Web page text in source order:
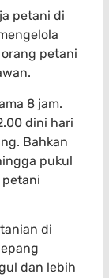
petani di
petani
8 jam.
dini hari
Bahkan
pukul
petani
di
dan lebih